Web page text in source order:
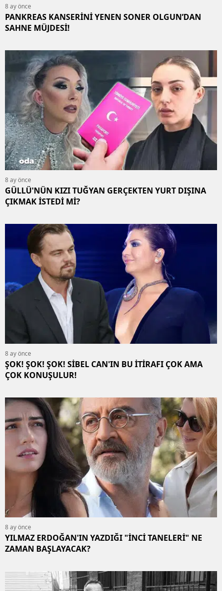
8 ay önce
PANKREAS KANSERİNİ YENEN SONER OLGUN’DAN
SAHNE MÜJDESİ!
8 ay önce
GÜLLÜ'NÜN KIZI TUĞYAN GERÇEKTEN YURT DIŞINA
ÇIKMAK İSTEDİ Mİ?
8 ay önce
ŞOK! ŞOK! ŞOK! SİBEL CAN'IN BU İTİRAFI ÇOK AMA
ÇOK KONUŞULUR!
8 ay önce
YILMAZ ERDOĞAN'IN YAZDIĞI "İNCİ TANELERİ" NE
ZAMAN BAŞLAYACAK?